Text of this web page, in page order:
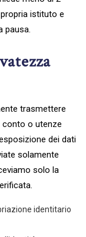
istituto e
pausa.
trasmettere
conto o utenze
dei dati
solamente
solo la
identitario